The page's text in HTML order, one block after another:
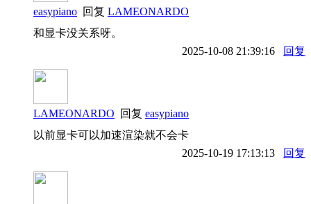
easypiano 回复 LAMEONARDO
和显卡没关系呀。
2025-10-08 21:39:16
回复
LAMEONARDO 回复 easypiano
以前显卡可以加速渲染就不会卡
2025-10-19 17:13:13
回复